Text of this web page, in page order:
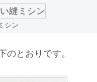
シン
とおりです。